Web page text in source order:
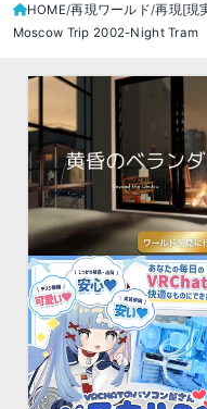
HOME 再現ワールド 再現[現
Moscow Trip 2002-Night Tram